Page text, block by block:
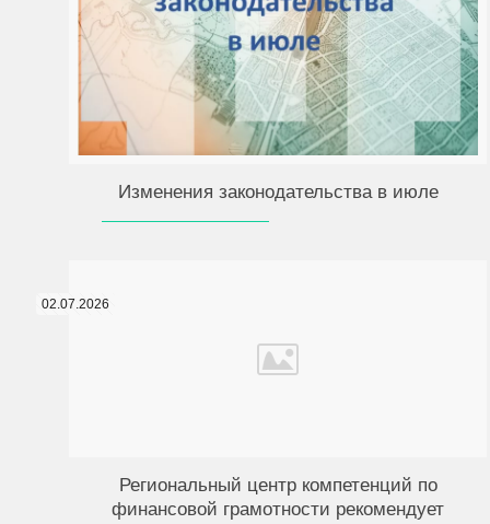
Изменения законодательства в июле
02.07.2026
Региональный центр компетенций по
финансовой грамотности рекомендует